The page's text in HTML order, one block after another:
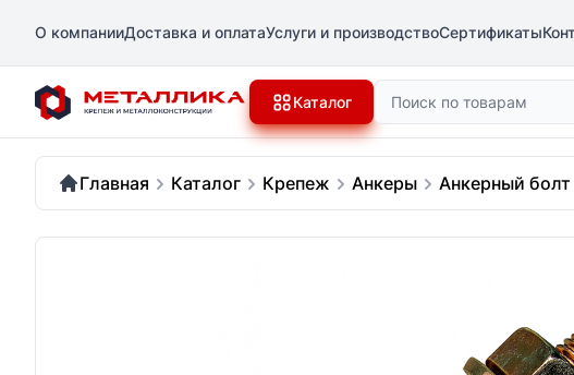
О компанииДоставка и оплатаУслуги и производствоСертификаты
Каталог Поиск
Главная Каталог Крепеж Анкеры Анкерный болт